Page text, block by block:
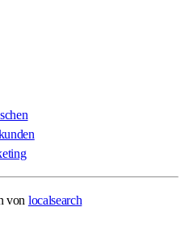
von localsearch